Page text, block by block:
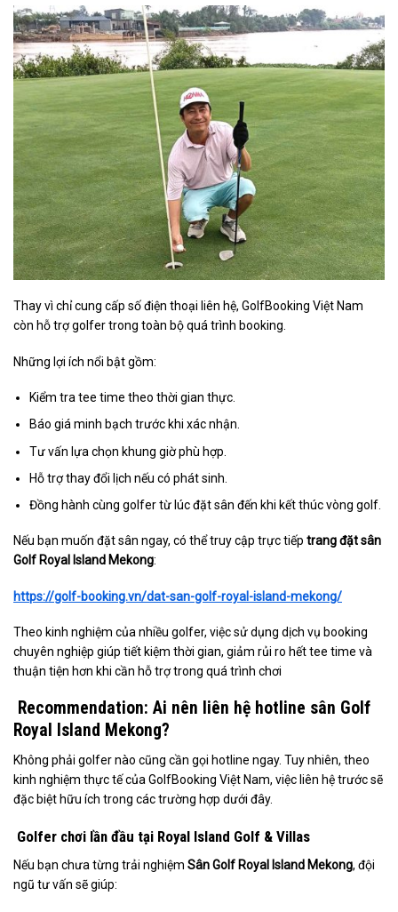
Thay vì chỉ cung cấp số điện thoại liên hệ, GolfBooking Việt Nam
còn hỗ trợ golfer trong toàn bộ quá trình booking.
Những lợi ích nổi bật gồm:
Kiểm tra tee time theo thời gian thực.
Báo giá minh bạch trước khi xác nhận.
Tư vấn lựa chọn khung giờ phù hợp.
Hỗ trợ thay đổi lịch nếu có phát sinh.
Đồng hành cùng golfer từ lúc đặt sân đến khi kết thúc vòng golf.
Nếu bạn muốn đặt sân ngay, có thể truy cập trực tiếp trang đặt sân
Golf Royal Island Mekong:
https://golf-booking.vn/dat-san-golf-royal-island-mekong/
Theo kinh nghiệm của nhiều golfer, việc sử dụng dịch vụ booking
chuyên nghiệp giúp tiết kiệm thời gian, giảm rủi ro hết tee time và
thuận tiện hơn khi cần hỗ trợ trong quá trình chơi
Recommendation: Ai nên liên hệ hotline sân Golf
Royal Island Mekong?
Không phải golfer nào cũng cần gọi hotline ngay. Tuy nhiên, theo
kinh nghiệm thực tế của GolfBooking Việt Nam, việc liên hệ trước sẽ
đặc biệt hữu ích trong các trường hợp dưới đây.
Golfer chơi lần đầu tại Royal Island Golf & Villas
Nếu bạn chưa từng trải nghiệm Sân Golf Royal Island Mekong, đội
ngũ tư vấn sẽ giúp: